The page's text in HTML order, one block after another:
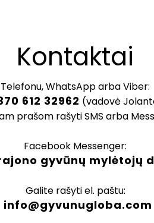
Kontaktai
Telefonu, WhatsApp arba Viber:
612 32962 (vadovė
prašom rašyti SMS arba
Facebook Messenger:
gyvūnų mylėtojų
Galite rašyti el. paštu:
info@gyvunugloba.com